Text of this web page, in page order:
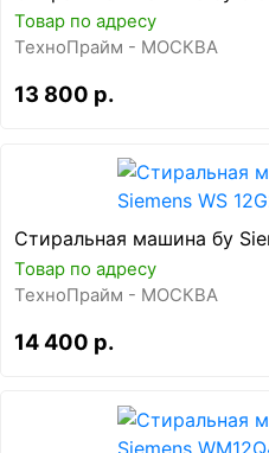
Товар по адресу
ТехноПрайм - МОСКВА
13 800 р.
Стиральная машина бу
Товар по адресу
ТехноПрайм - МОСКВА
14 400 р.